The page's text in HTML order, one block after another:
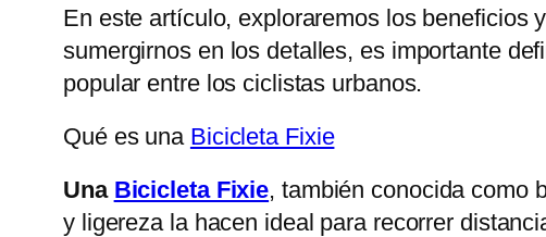
En este artículo, exploraremos los beneficios
sumergirnos en los detalles, es importante
popular entre los ciclistas urbanos.
Qué es una Bicicleta Fixie
Una Bicicleta Fixie, también conocida como
y ligereza la hacen ideal para recorrer